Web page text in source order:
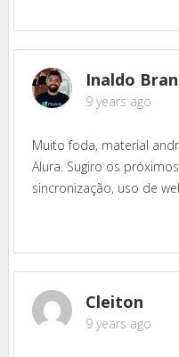
Inaldo
9 years ago
Muito foda, material
Alura. Sugiro os
sincronização, uso de
Cleiton
9 years ago